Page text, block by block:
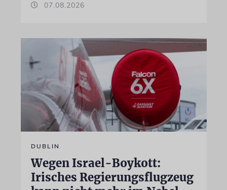
07.08.2026
DUBLIN
Wegen Israel-Boykott:
Irisches Regierungsflugzeug